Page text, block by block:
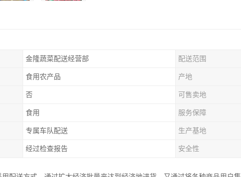
金隆蔬菜配送经营部 配送范围
食用农产品 产地
否 可售卖地
食用 服务保障
专属车队配送 生产基地
经过检查报告 安全性